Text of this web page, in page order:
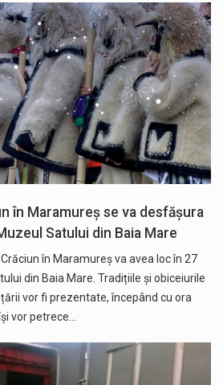
în Maramureș se va desfășura
Satului din Baia Mare
în Maramureș va avea loc în 27
din Baia Mare. Tradițiile și obiceiurile
vor fi prezentate, începând cu ora
vor petrece…